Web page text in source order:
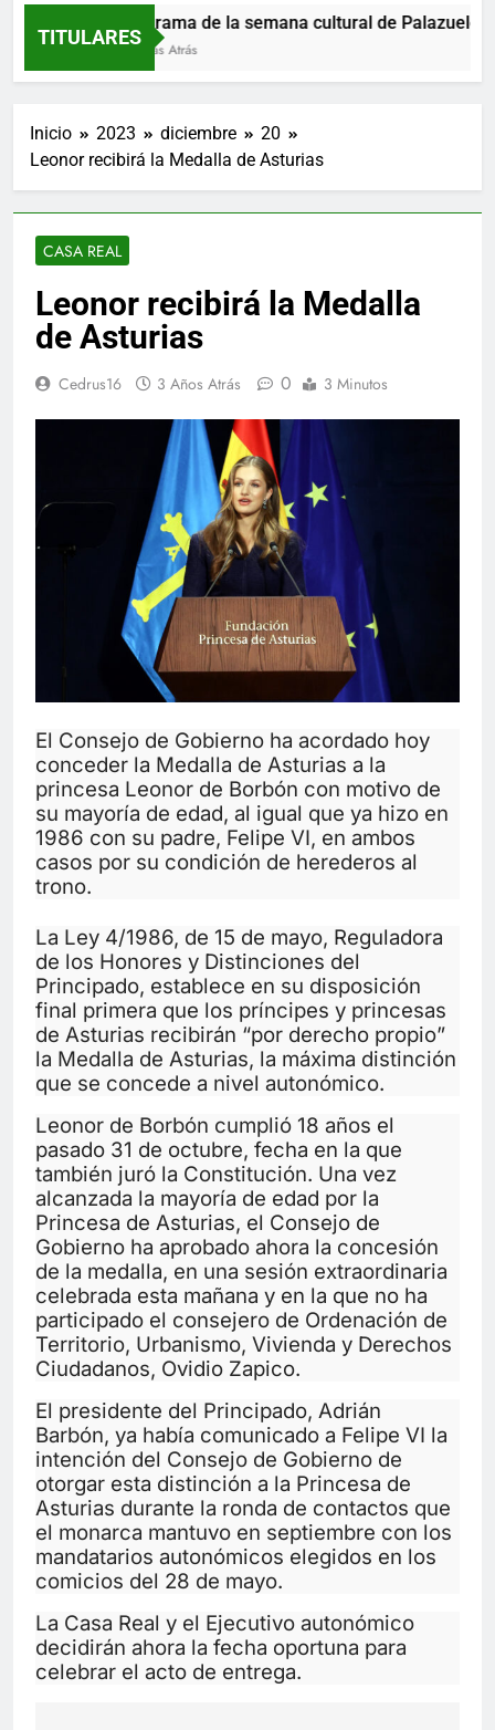
TITULARES
Programa de la semana cultural de Palazuelos
9 Horas Atrás
Inicio 2023 diciembre
20
Leonor recibirá la Medalla de Asturias
CASA REAL
Leonor recibirá la Medalla
de Asturias
Cedrus16 3 Años Atrás 0 3 Minutos
El Consejo de Gobierno ha acordado hoy
conceder la Medalla de Asturias a la
princesa Leonor de Borbón con motivo de
su mayoría de edad, al igual que ya hizo en
1986 con su padre, Felipe VI, en ambos
casos por su condición de herederos al
trono.
La Ley 4/1986, de 15 de mayo, Reguladora
de los Honores y Distinciones del
Principado, establece en su disposición
final primera que los príncipes y princesas
de Asturias recibirán “por derecho propio”
la Medalla de Asturias, la máxima distinción
que se concede a nivel autonómico.
Leonor de Borbón cumplió 18 años el
pasado 31 de octubre, fecha en la que
también juró la Constitución. Una vez
alcanzada la mayoría de edad por la
Princesa de Asturias, el Consejo de
Gobierno ha aprobado ahora la concesión
de la medalla, en una sesión extraordinaria
celebrada esta mañana y en la que no ha
participado el consejero de Ordenación de
Territorio, Urbanismo, Vivienda y Derechos
Ciudadanos, Ovidio Zapico.
El presidente del Principado, Adrián
Barbón, ya había comunicado a Felipe VI la
intención del Consejo de Gobierno de
otorgar esta distinción a la Princesa de
Asturias durante la ronda de contactos que
el monarca mantuvo en septiembre con los
mandatarios autonómicos elegidos en los
comicios del 28 de mayo.
La Casa Real y el Ejecutivo autonómico
decidirán ahora la fecha oportuna para
celebrar el acto de entrega.